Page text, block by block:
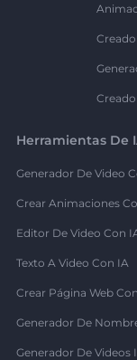
Herramientas De
Generador De Video
Crear Animaciones
Editor De Video Con
Texto A Video Con IA
Crear Página Web
Generador De
Generador De Videos